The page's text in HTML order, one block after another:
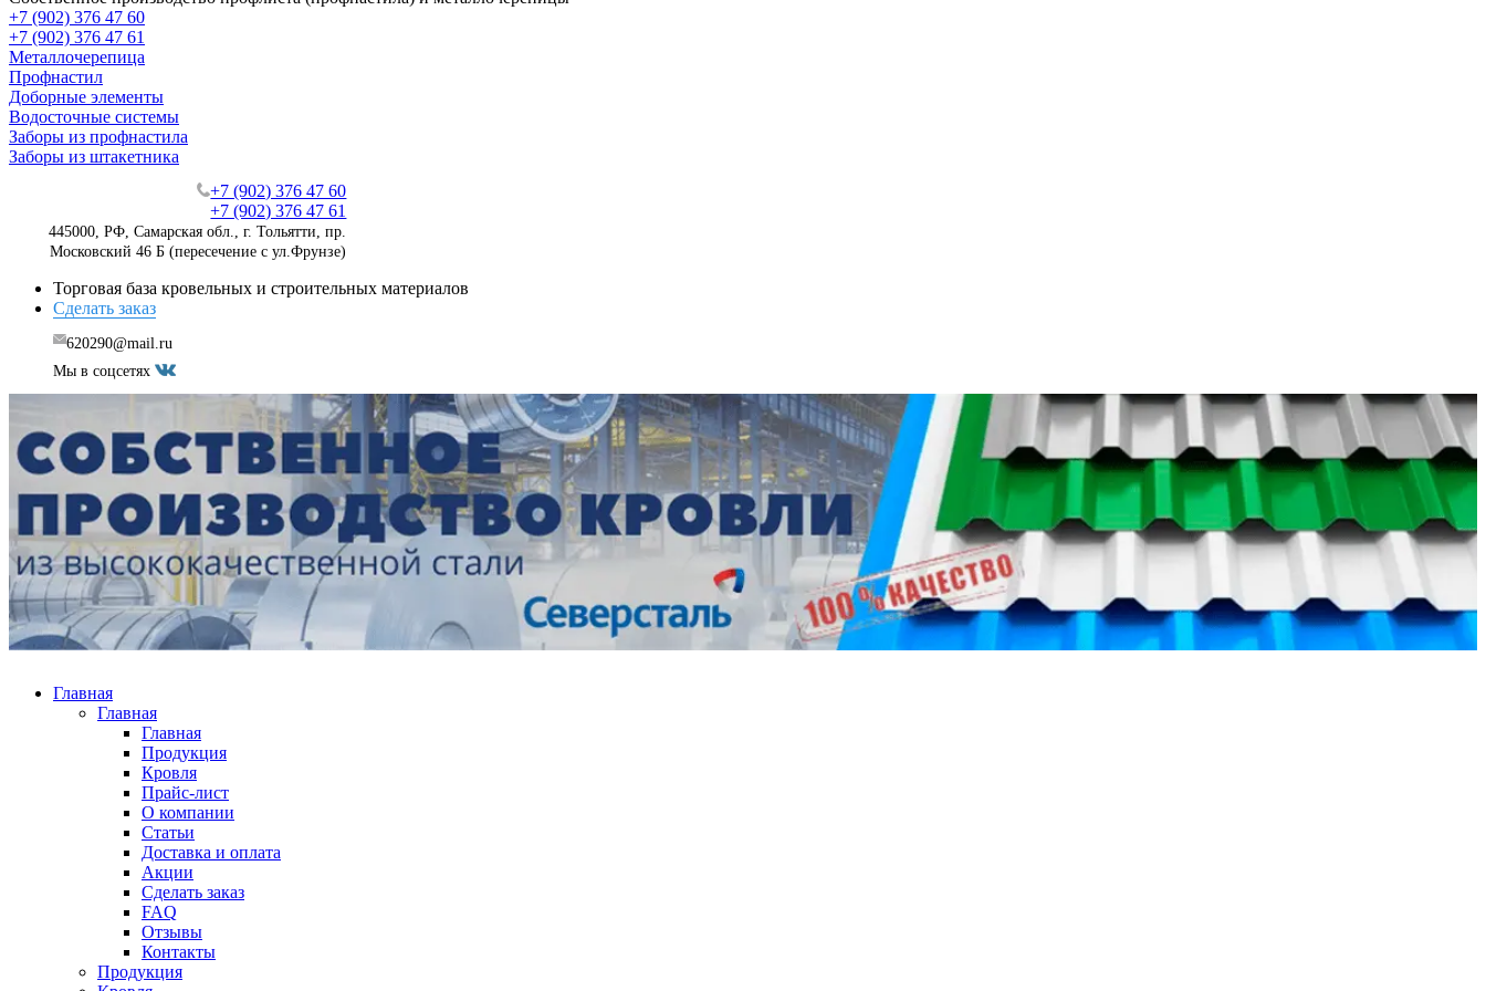
+7 (902) 376 47 60
+7 (902) 376 47 61
Металлочерепица
Профнастил
Доборные элементы
Водосточные системы
Заборы из профнастила
Заборы из штакетника
+7 (902) 376 47 60
+7 (902) 376 47 61
445000, РФ, Самарская обл., г. Тольятти, пр.
Московский 46 Б (пересечение с ул.Фрунзе)
Торговая база кровельных и строительных материалов
Сделать заказ
620290@mail.ru
Мы в соцсетях
Главная
Главная
Главная
Продукция
Кровля
Прайс-лист
О компании
Статьи
Доставка и оплата
Акции
Сделать заказ
FAQ
Отзывы
Контакты
Продукция